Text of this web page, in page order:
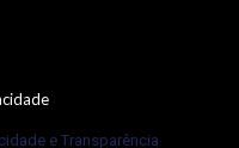
e Transparência